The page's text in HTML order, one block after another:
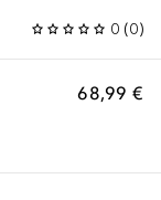
0 (0)
68,99 €